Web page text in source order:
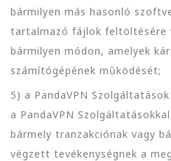
bármilyen más hasonló
tartalmazó fájlok feltöltésére
bármilyen módon, amelyek
számítógépének működését;
5) a PandaVPN
a PandaVPN
bármely tranzakciónak vagy
végzett tevékenységnek a